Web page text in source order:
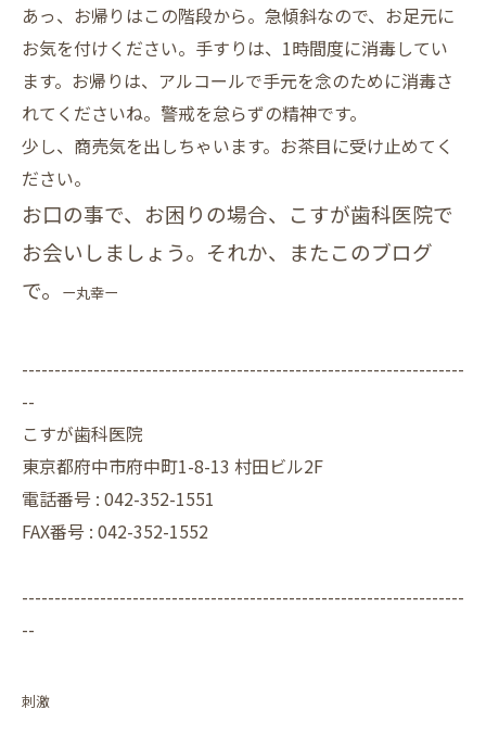
あっ、お帰りはこの階段から。 急傾斜なので、お足元に
お気を付けください。 手すりは、1時間度に消毒してい
ます。 お帰りは、アルコールで手元を念のために消毒さ
れてくださいね。 警戒を怠らずの精神です。
少し、商売気を出しちゃいます。お茶目に受け止めてく
ださい。
お口の事で、お困りの場合、こすが歯科医院で
お会いしましょう。それか、またこのブログ
で。
ー丸幸ー
--------------------------------------------------------------------
--
こすが歯科医院
東京都府中市府中町1-8-13 村田ビル2F
電話番号 : 042-352-1551
FAX番号 : 042-352-1552
--------------------------------------------------------------------
--
刺激